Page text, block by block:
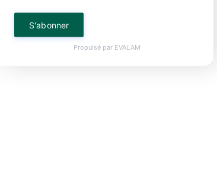
S'abonner
Propulsé par EVALAM